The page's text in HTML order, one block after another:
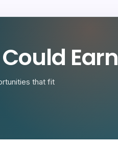
Earn
that fit